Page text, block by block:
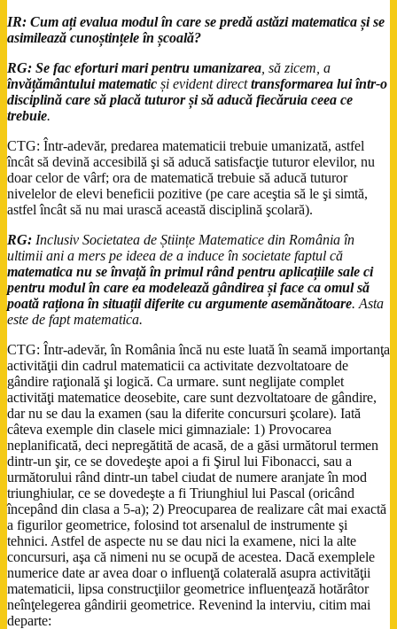
IR: Cum ați evalua modul în care se predă astăzi matematica și se
asimilează cunoștințele în școală?
RG: Se fac eforturi mari pentru umanizarea , să zicem, a
învățământului matematic și evident directtransformarea lui într-o
disciplină care să placă tuturor și să aducă fiecăruia ceea ce
trebuie.
CTG: Într-adevăr, predarea matematicii trebuie umanizată, astfel
încât să devină accesibilă şi să aducă satisfacţie tuturor elevilor, nu
doar celor de vârf; ora de matematică trebuie să aducă tuturor
nivelelor de elevi beneficii pozitive (pe care aceştia să le şi simtă,
astfel încât să nu mai urască această disciplină şcolară).
RG: Inclusiv Societatea de Științe Matematice din România în
ultimii ani a mers pe ideea de a induce în societate faptul că
matematica nu se învață în primul rând pentru aplicațiile sale ci
pentru modul în care ea modelează gândirea și face ca omul să
poată raționa în situații diferite cu argumente asemănătoare. Asta
este de fapt matematica.
CTG: Într-adevăr, în România încă nu este luată în seamă importanţa
activităţii din cadrul matematicii ca activitate dezvoltatoare de
gândire raţională şi logică. Ca urmare. sunt neglijate complet
activităţi matematice deosebite, care sunt dezvoltatoare de gândire,
dar nu se dau la examen (sau la diferite concursuri şcolare). Iată
câteva exemple din clasele mici gimnaziale: 1) Provocarea
neplanificată, deci nepregătită de acasă, de a găsi următorul termen
dintr-un şir, ce se dovedeşte apoi a fi Şirul lui Fibonacci, sau a
următorului rând dintr-un tabel ciudat de numere aranjate în mod
triunghiular, ce se dovedeşte a fi Triunghiul lui Pascal (oricând
începând din clasa a 5-a); 2) Preocuparea de realizare cât mai exactă
a figurilor geometrice, folosind tot arsenalul de instrumente şi
tehnici. Astfel de aspecte nu se dau nici la examene, nici la alte
concursuri, aşa că nimeni nu se ocupă de acestea. Dacă exemplele
numerice date ar avea doar o influenţă colaterală asupra activităţii
matematicii, lipsa construcţiilor geometrice influenţează hotărâtor
neînţelegerea gândirii geometrice. Revenind la interviu, citim mai
departe: